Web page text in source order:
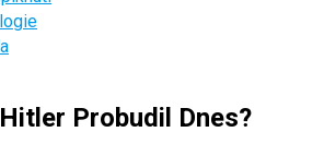
Probudil Dnes?